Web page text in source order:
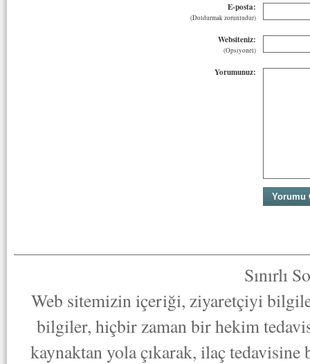
E-posta:
(Doldurmak zorunludur)
Websiteniz:
(Opsiyonel)
Yorumunuz:
Sınırlı
Web sitemizin içeriği, ziyaretçiyi
bilgiler, hiçbir zaman bir hekim
kaynaktan yola çıkarak, ilaç